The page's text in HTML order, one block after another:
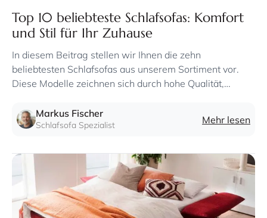
Top 10 beliebteste Schlafsofas: Komfort
und Stil für Ihr Zuhause
In diesem Beitrag stellen wir Ihnen die zehn
beliebtesten Schlafsofas aus unserem Sortiment vor.
Diese Modelle zeichnen sich durch hohe Qualität,
aus. Markus Fischer
Schlafsofa Spezialist Mehr lesen